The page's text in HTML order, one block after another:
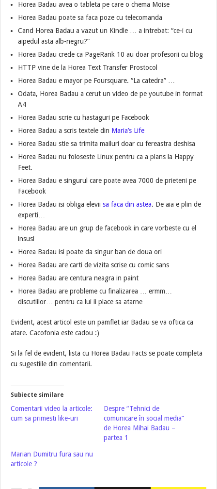
Horea Badau avea o tableta pe care o chema Moise
Horea Badau poate sa faca poze cu telecomanda
Cand Horea Badau a vazut un Kindle … a intrebat: “ce-i cu
aipedul asta alb-negru?”
Horea Badau crede ca PageRank 10 au doar profesorii cu blog
HTTP vine de la Horea Text Transfer Prostocol
Horea Badau e mayor pe Foursquare. “La catedra” …
Odata, Horea Badau a cerut un video de pe youtube in format
A4
Horea Badau scrie cu hastaguri pe Facebook
Horea Badau a scris textele din Maria’s Life
Horea Badau stie sa trimita mailuri doar cu fereastra deshisa
Horea Badau nu foloseste Linux pentru ca a plans la Happy
Feet.
Horea Badau e singurul care poate avea 7000 de prieteni pe
Facebook
Horea Badau isi obliga eleviisa faca din astea. De aia e plin de
experti…
Horea Badau are un grup de facebook in care vorbeste cu el
insusi
Horea Badau isi poate da singur ban de doua ori
Horea Badau are carti de vizita scrise cu comic sans
Horea Badau are centura neagra in paint
Horea Badau are probleme cu finalizarea … ermm…
discutiilor… pentru ca lui ii place sa atarne
Evident, acest articol este un pamflet iar Badau se va oftica ca
atare. Cacofonia este cadou :)
Si la fel de evident, lista cu Horea Badau Facts se poate completa
cu sugestiile din comentarii.
Subiecte similare
Comentarii video la articole:
cum sa primesti like-uri
Despre “Tehnici de
comunicare în social media”
de Horea Mihai Badau –
partea 1
Marian Dumitru fura sau nu
articole ?